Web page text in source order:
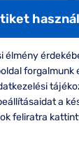
és
használ
élmény
a
feliratra